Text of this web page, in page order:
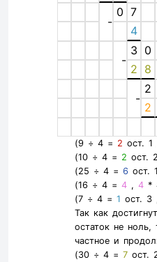
-
0 7
4
-
3 0
2 8
-
2
2
(9 ÷ 4 = 2 ост. 1
(10 ÷ 4 = 2 ост.
(25 ÷ 4 = 6 ост.
(16 ÷ 4 = 4, 4*
(7 ÷ 4 = 1 ост. 3
Так как
остаток не ноль,
частное и
(30 ÷ 4 = 7ост.